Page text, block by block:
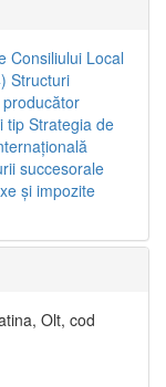
Consiliului Local
Structuri
tipStrategia de
succesorale
şi impozite
Olt, cod